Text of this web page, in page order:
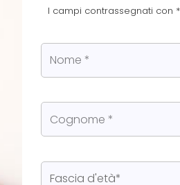
I campi contrassegnati con